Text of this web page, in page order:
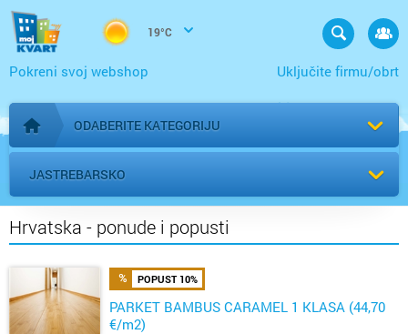
19°C
Uključite firmu/obrt
Pokreni svoj webshop
Početna stranica
ODABERITE KATEGORIJU
JASTREBARSKO
Hrvatska - ponude i popusti
POPUST 10%
PARKET BAMBUS CARAMEL 1 KLASA (44,70
€/m2)